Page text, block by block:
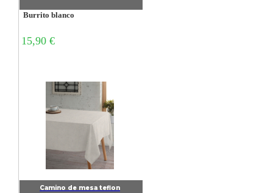
Burrito blanco
15,90 €
Camino de mesa teflon